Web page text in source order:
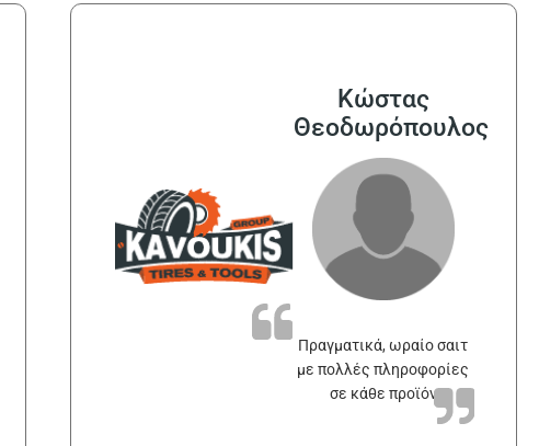
Κώστας
Θεοδωρόπουλος
Πραγματικά, ωραίο σαιτ
με πολλές πληροφορίες
σε κάθε προϊόν